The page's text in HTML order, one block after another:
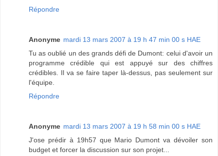
Répondre
Anonyme mardi 13 mars 2007 à 19 h 47 min 00 s HAE
Tu as oublié un des grands défi de Dumont: celui d'avoir un
programme crédible qui est appuyé sur des chiffres
crédibles. Il va se faire taper là-dessus, pas seulement sur
l'équipe.
Répondre
Anonyme mardi 13 mars 2007 à 19 h 58 min 00 s HAE
J'ose prédir à 19h57 que Mario Dumont va dévoiler son
budget et forcer la discussion sur son projet...